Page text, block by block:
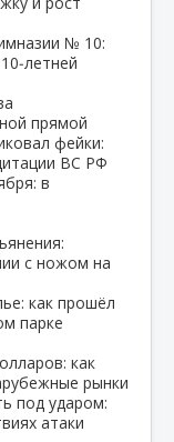
№ 10:
прямой
фейки:
ВС РФ
в
с ножом на
как прошёл
парке
как
рынки
под ударом:
атаки